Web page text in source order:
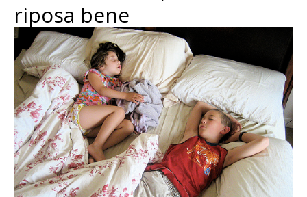
riposa bene